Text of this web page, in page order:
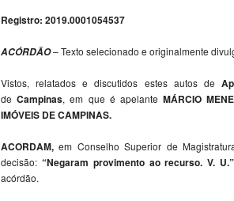
Registro: 2019.0001054537
ACÓRDÃO– Texto selecionado e originalmente
Vistos, relatados e discutidos estes autos de
deCampinas, em que é apelanteMÁRCIO
IMÓVEIS DE CAMPINAS.
ACORDAM,em Conselho Superior de
decisão: “Negaram provimento ao recurso. V. U.”
acórdão.